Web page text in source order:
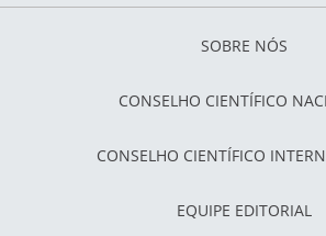
SOBRE NÓS
CONSELHO CIENTÍFICO
CONSELHO CIENTÍFICO
EQUIPE EDITORIAL